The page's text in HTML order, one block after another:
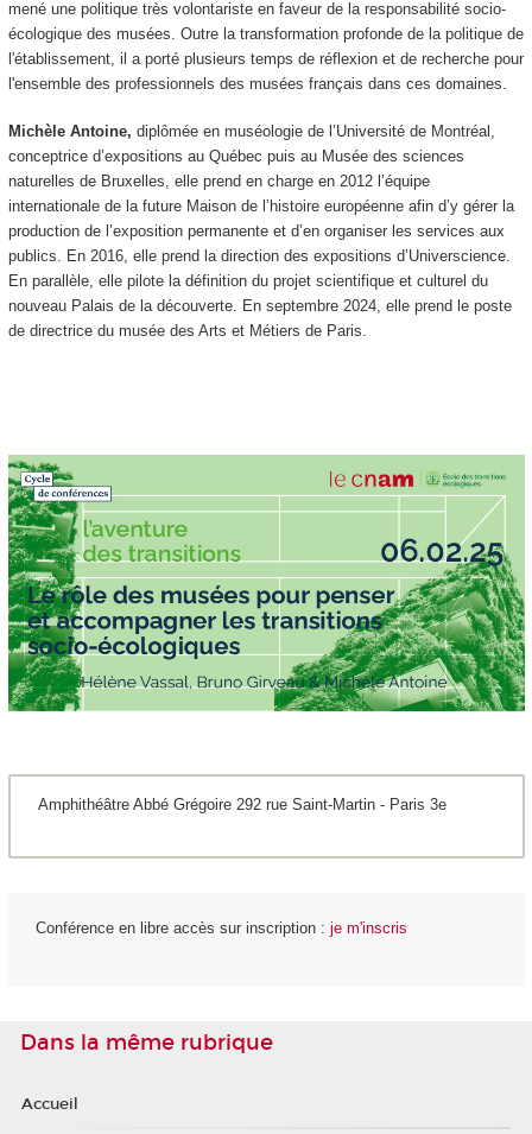
mené une politique très volontariste en faveur de la responsabilité socio-
écologique des musées. Outre la transformation profonde de la politique de
l'établissement, il a porté plusieurs temps de réflexion et de recherche pour
l'ensemble des professionnels des musées français dans ces domaines.
Michèle Antoine, diplômée en muséologie de l’Université de Montréal,
conceptrice d’expositions au Québec puis au Musée des sciences
naturelles de Bruxelles, elle prend en charge en 2012 l’équipe
internationale de la future Maison de l’histoire européenne afin d’y gérer la
production de l’exposition permanente et d’en organiser les services aux
publics. En 2016, elle prend la direction des expositions d’Universcience.
En parallèle, elle pilote la définition du projet scientifique et culturel du
nouveau Palais de la découverte. En septembre 2024, elle prend le poste
de directrice du musée des Arts et Métiers de Paris.
Amphithéâtre Abbé Grégoire 292 rue Saint-Martin - Paris 3e
Conférence en libre accès sur inscription : je m'inscris
Dans la même rubrique
Accueil